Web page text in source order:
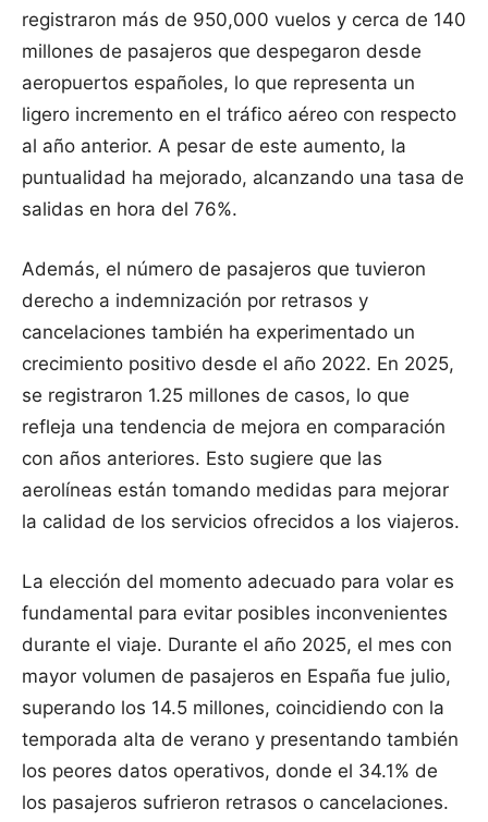
registraron más de 950,000 vuelos y cerca de 140
millones de pasajeros que despegaron desde
aeropuertos españoles, lo que representa un
ligero incremento en el tráfico aéreo con respecto
al año anterior. A pesar de este aumento, la
puntualidad ha mejorado, alcanzando una tasa de
salidas en hora del 76%.
Además, el número de pasajeros que tuvieron
derecho a indemnización por retrasos y
cancelaciones también ha experimentado un
crecimiento positivo desde el año 2022. En 2025,
se registraron 1.25 millones de casos, lo que
refleja una tendencia de mejora en comparación
con años anteriores. Esto sugiere que las
aerolíneas están tomando medidas para mejorar
la calidad de los servicios ofrecidos a los viajeros.
La elección del momento adecuado para volar es
fundamental para evitar posibles inconvenientes
durante el viaje. Durante el año 2025, el mes con
mayor volumen de pasajeros en España fue julio,
superando los 14.5 millones, coincidiendo con la
temporada alta de verano y presentando también
los peores datos operativos, donde el 34.1% de
los pasajeros sufrieron retrasos o cancelaciones.